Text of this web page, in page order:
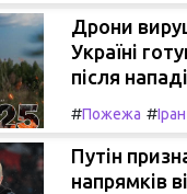
Дрони
Україні
після
#Пожежа #Іран
Путін
напрямків